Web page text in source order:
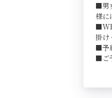
■男
様に
掛け
■予
■ご